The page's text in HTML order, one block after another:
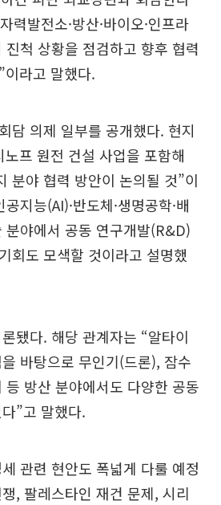
력발전소·방산·바이오·인프라
척 상황을 점검하고 향후 협력
이라고 말했다.
담 의제 일부를 공개했다. 현지
프 원전 건설 사업을 포함해
분야 협력 방안이 논의될 것”이
지능(AI)·반도체·생명공학·배
분야에서 공동 연구개발(R&D)
회도 모색할 것이라고 설명했
됐다. 해당 관계자는 “알타이
바탕으로 무인기(드론), 잠수
등 방산 분야에서도 다양한 공동
”고 말했다.
관련 현안도 폭넓게 다룰 예정
, 팔레스타인 재건 문제, 시리